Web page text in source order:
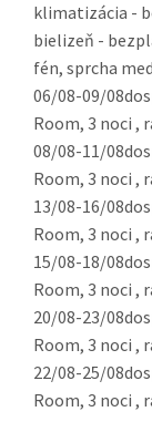
klimatizácia -
bielizeň -
fén, sprcha
06/08-09/08
Room, 3 noci ,
08/08-11/08
Room, 3 noci ,
13/08-16/08
Room, 3 noci ,
15/08-18/08
Room, 3 noci ,
20/08-23/08
Room, 3 noci ,
22/08-25/08
Room, 3 noci ,